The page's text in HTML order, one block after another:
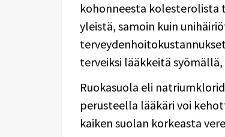
kohonneesta kolesterolista
yleistä, samoin kuin
terveiksi lääkkeitä
Ruokasuola eli
perusteella lääkäri voi
kaiken suolan korkeasta